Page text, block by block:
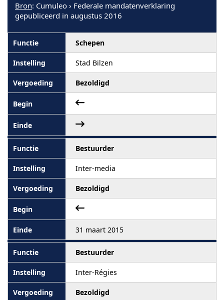
Bron: Cumuleo › Federale mandatenverklaring
gepubliceerd in augustus 2016
Schepen
Stad Bilzen
Bezoldigd
Bestuurder
Inter-media
Bezoldigd
31 maart 2015
Bestuurder
Inter-Régies
Bezoldigd